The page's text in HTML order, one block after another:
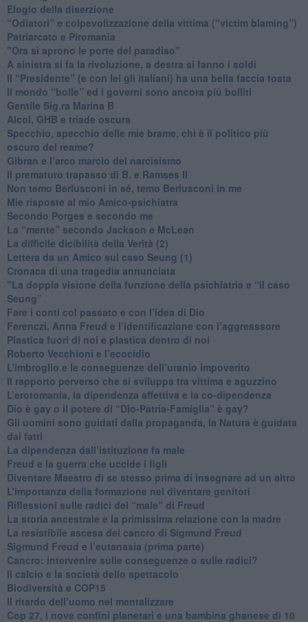
Elogio della diserzione
“Odiatori” e colpevolizzazione della vittima (“victim blaming”)
​Patriarcato e Piromania
"Ora si aprono le porte del paradiso"
​A sinistra si fa la rivoluzione, a destra si fanno i soldi
​Il “Presidente” (e con lei gli italiani) ha una bella faccia tosta
​Il mondo “bolle” ed i governi sono ancora più bolliti
​Gentile Sig.ra Marina B
​Alcol, GHB e triade oscura
​Specchio, specchio delle mie brame, chi è il politico più
oscuro del reame?
​Gibran e l’arco marcio del narcisismo
​Il prematuro trapasso di B. e Ramses II
​Non temo Berlusconi in sé, temo Berlusconi in me
​Mie risposte al mio Amico-psichiatra
​Secondo Porges e secondo me
​La “mente” secondo Jackson e McLean
La difficile dicibilità della Verità (2)
​Lettera da un Amico sul caso Seung (1)
​Cronaca di una tragedia annunciata
"​La doppia visione della funzione della psichiatria e “il caso
Seung”
​Fare i conti col passato e con l’idea di Dio
​Ferenczi, Anna Freud e l’identificazione con l’aggresssore
Plastica fuori di noi e plastica dentro di noi
​Roberto Vecchioni e l’ecocidio
​L’imbroglio e le conseguenze dell’uranio impoverito
​Il rapporto perverso che si sviluppa tra vittima e aguzzino
L’erotomania, la dipendenza affettiva e la co-dipendenza
​Dio è gay o il potere di “Dio-Patria-Famiglia” è gay?
​Gli uomini sono guidati dalla propaganda, la Natura è guidata
dai fatti
La dipendenza dall’istituzione fa male
​Freud e la guerra che uccide i figli
​Diventare Maestro di se stesso prima di insegnare ad un altro
L’importanza della formazione nel diventare genitori
Riflessioni sulle radici del “male” di Freud
​La storia ancestrale e la primissima relazione con la madre
​La resistibile ascesa del cancro di Sigmund Freud
Sigmund Freud e l’eutanasia (prima parte)
Cancro: intervenire sulle conseguenze o sulle radici?
​Il calcio e la società dello spettacolo
Biodiversità e COP15
​Il ritardo dell’uomo nel mentalizzare
​Cop 27, i nove confini planetari e una bambina ghanese di 10